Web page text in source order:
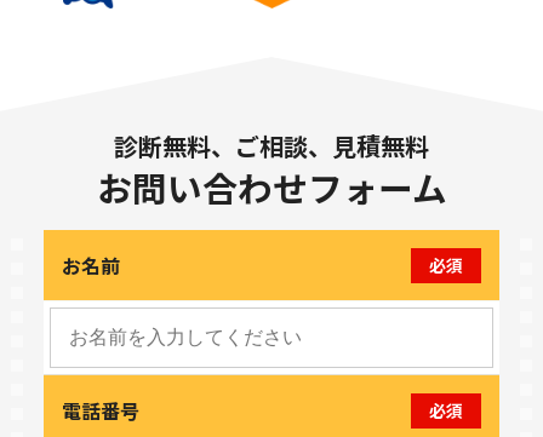
診断無料、ご相談、見積無料
お問い合わせフォーム
お名前 必須
電話番号 必須